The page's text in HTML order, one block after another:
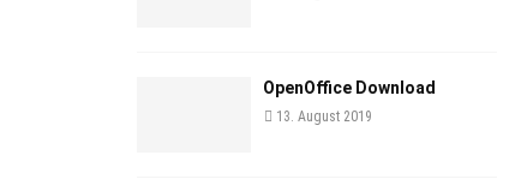
OpenOffice Download
13. August 2019